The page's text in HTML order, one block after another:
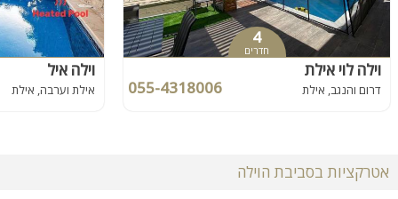
4
חדרים
וילה לוי אילת
דרום והנגב, אילת 055-4318006
וילה איל
אילת וערבה, אילת
אטרקציות בסביבת הוילה